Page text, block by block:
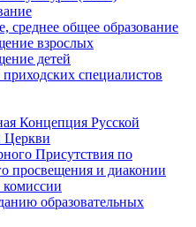
среднее общее образование
взрослых
детей
специалистов
Концепция Русской
Церкви
Присутствия по
просвещения и диаконии
образовательных